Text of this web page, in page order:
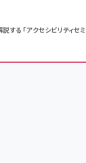
する「アクセシビリティセミ